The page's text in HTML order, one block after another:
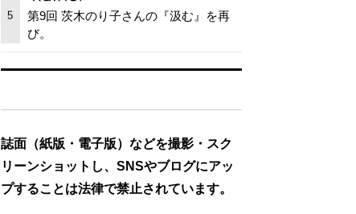
5
第9回 茨木のり子さんの『汲む』を再
び。
誌面（紙版・電子版）などを撮影・スク
リーンショットし、SNSやブログにアッ
プすることは法律で禁止されています。